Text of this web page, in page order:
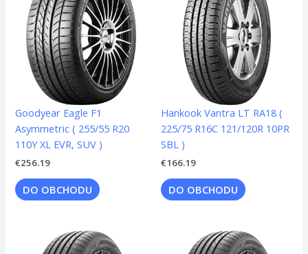
Goodyear Eagle F1
Asymmetric ( 255/55 R20
110Y XL EVR, SUV )
€256.19
DO OBCHODU
Hankook Vantra LT RA18 (
225/75 R16C 121/120R 10PR
SBL )
€166.19
DO OBCHODU